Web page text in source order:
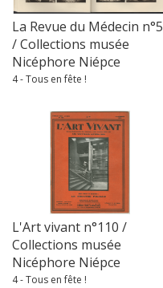
La Revue du Médecin n°5
/ Collections musée
Nicéphore Niépce
4 - Tous en fête !
L'Art vivant n°110 /
Collections musée
Nicéphore Niépce
4 - Tous en fête !